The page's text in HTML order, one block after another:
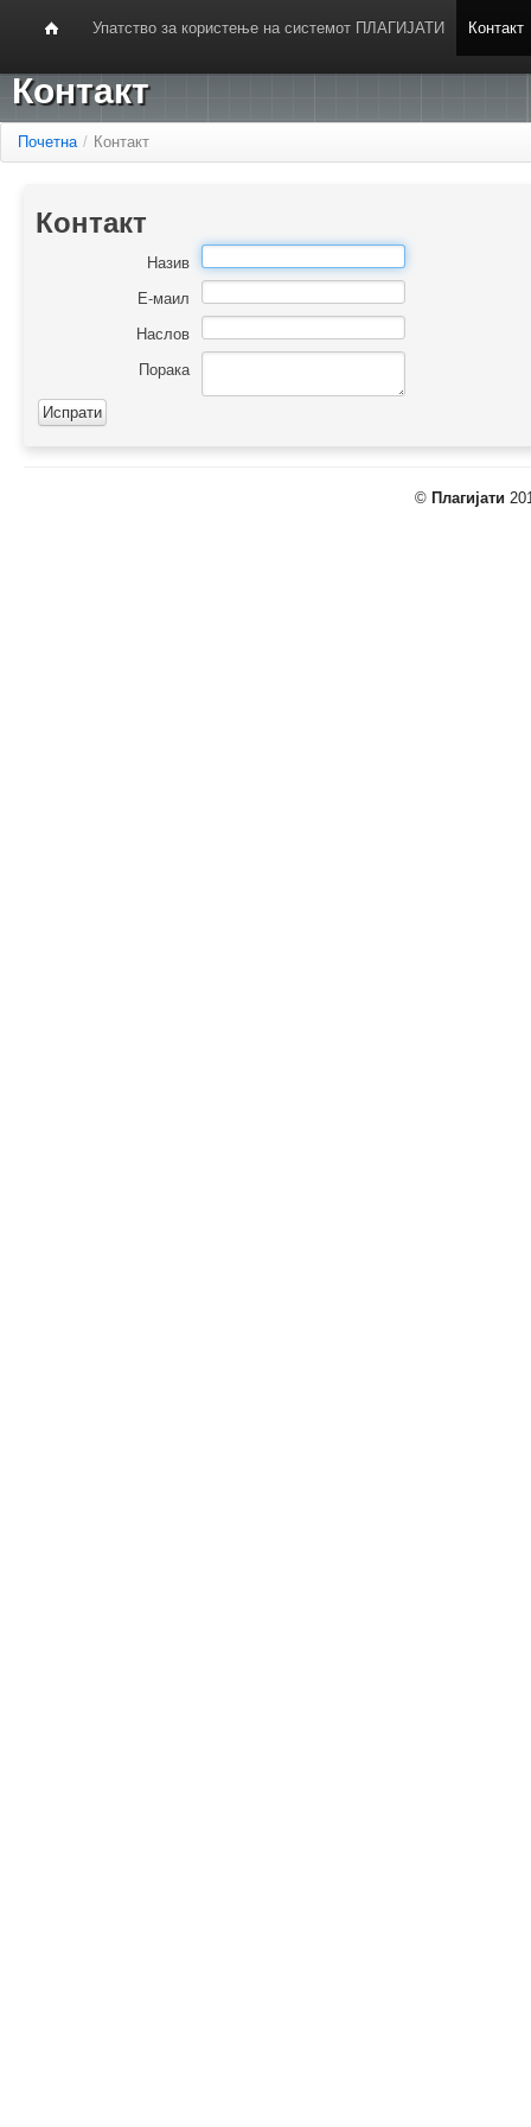
Упатство за користење на системот ПЛАГИЈАТИ Контакт
Контакт
Почетна / Контакт
Контакт
Назив
Е-маил
Наслов
Порака
© Плагијати